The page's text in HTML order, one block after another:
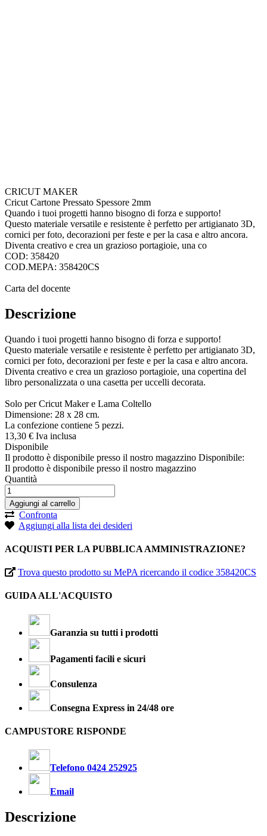
CRICUT MAKER
Cricut Cartone Pressato Spessore 2mm
Quando i tuoi progetti hanno bisogno di forza e supporto!
Questo materiale versatile e resistente è perfetto per artigianato 3D,
cornici per foto, decorazioni per feste e per la casa e altro ancora.
Diventa creativo e crea un grazioso portagioie, una co
COD: 358420
COD.MEPA: 358420CS
Carta del docente
Descrizione
Quando i tuoi progetti hanno bisogno di forza e supporto!
Questo materiale versatile e resistente è perfetto per artigianato 3D,
cornici per foto, decorazioni per feste e per la casa e altro ancora.
Diventa creativo e crea un grazioso portagioie, una copertina del
libro personalizzata o una casetta per uccelli decorata.
Solo per Cricut Maker e Lama Coltello
Dimensione: 28 x 28 cm.
La confezione contiene 5 pezzi.
13,30 € Iva inclusa
Disponibile
Il prodotto è disponibile presso il nostro magazzino Disponibile:
Il prodotto è disponibile presso il nostro magazzino
Quantità
Aggiungi al carrello
Confronta
Aggiungi alla lista dei desideri
ACQUISTI PER LA PUBBLICA AMMINISTRAZIONE?
Trova questo prodotto su MePA ricercando il codice 358420CS
GUIDA ALL'ACQUISTO
Garanzia su tutti i prodotti
Pagamenti facili e sicuri
Consulenza
Consegna Express in 24/48 ore
CAMPUSTORE RISPONDE
Telefono 0424 252925
Email
Descrizione